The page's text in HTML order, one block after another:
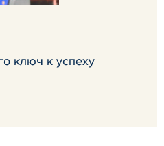
ключ к успеху